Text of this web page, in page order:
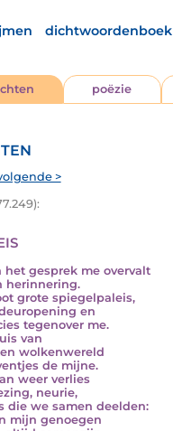
dichtwoordenboek
poëzie
>
het gesprek me overvalt
herinnering.
grote spiegelpaleis,
en
tegenover me.
van
wolkenwereld
de mijne.
weer verlies
neurie,
die we samen deelden:
mijn genoegen